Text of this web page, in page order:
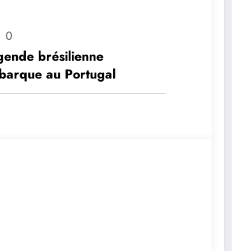
0
brésilienne
au Portugal